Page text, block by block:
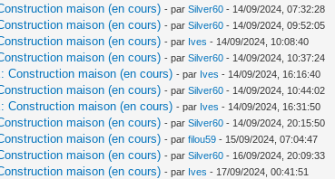
maison (en cours) - parSilver60 - 14/09/2024, 07:32:28
maison (en cours) - parSilver60 - 14/09/2024, 09:52:05
maison (en cours) - par Ives - 14/09/2024, 10:08:40
maison (en cours) - parSilver60 - 14/09/2024, 10:37:24
Construction maison (en cours) - par Ives - 14/09/2024, 16:16:40
maison (en cours) - parSilver60 - 14/09/2024, 10:44:02
Construction maison (en cours) - par Ives - 14/09/2024, 16:31:50
maison (en cours) - parSilver60 - 14/09/2024, 20:15:50
maison (en cours) - parfilou59 - 15/09/2024, 07:04:47
maison (en cours) - parSilver60 - 16/09/2024, 20:09:33
maison (en cours) - par Ives - 17/09/2024, 00:41:51